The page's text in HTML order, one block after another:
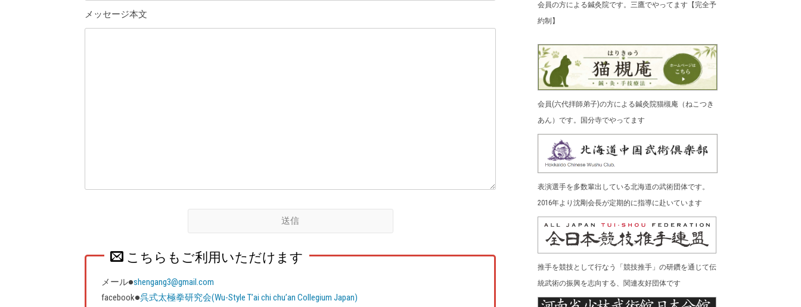
メッセージ本文
こちらもご利用いただけます
メール●shengang3@gmail.com
facebook●呉式太極拳研究会(Wu-Style T’ai chi chu’an Collegium Japan)
会員の方による鍼灸院です。三鷹でやってます【完全予
約制】
会員(六代拝師弟子)の方による鍼灸院猫槻庵（ねこつき
あん）です。国分寺でやってます
表演選手を多数輩出している北海道の武術団体です。
2016年より沈剛会長が定期的に指導に赴いています
推手を競技として行なう「競技推手」の研鑽を通じて伝
統武術の振興を志向する、関連友好団体です